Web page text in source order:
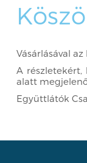
Vásárlásával
A
alatt
Együttlátók